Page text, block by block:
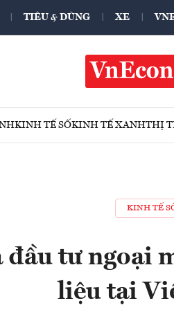
TIÊU & DÙNG XE
KINH TẾ SỐKINH TẾ XANHTHỊ
KINH TẾ
đầu tư ngoại
liệu tại